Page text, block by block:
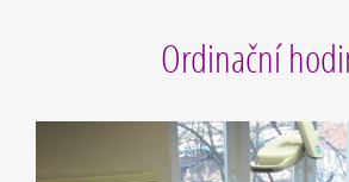
Ordinační